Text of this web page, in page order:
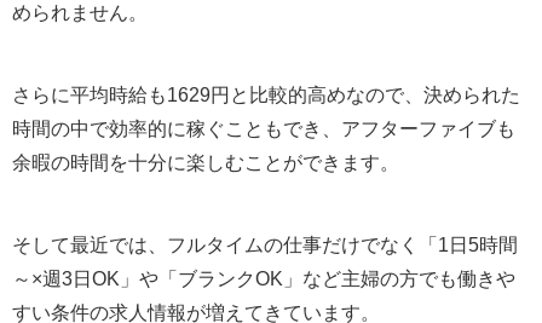
められません。
さらに平均時給も1629円と比較的高めなので、決められた
時間の中で効率的に稼ぐこともでき、アフターファイブも
余暇の時間を十分に楽しむことができます。
そして最近では、フルタイムの仕事だけでなく「1日5時間
～×週3日OK」や「ブランクOK」など主婦の方でも働きや
すい条件の求人情報が増えてきています。